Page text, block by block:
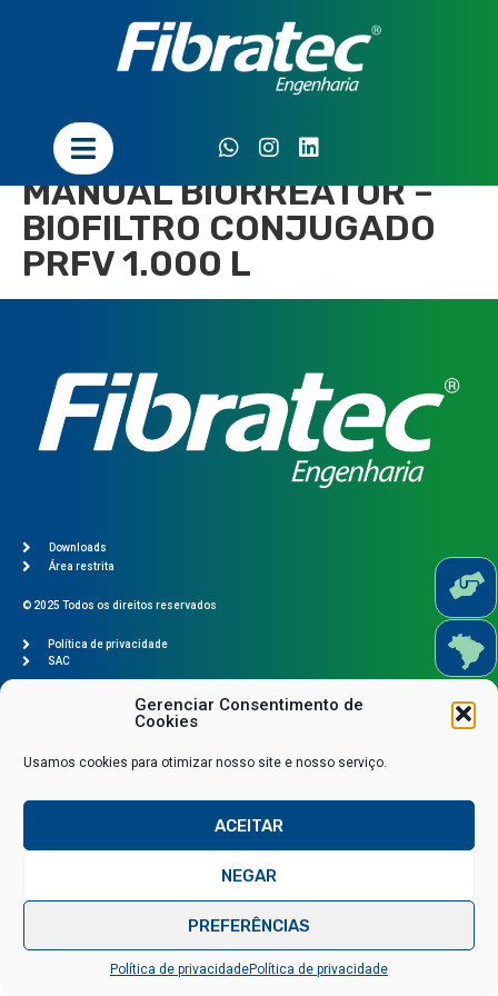
Gerenciar Consentimento de
Cookies
Usamos cookies para otimizar nosso site e nosso serviço.
ACEITAR
NEGAR
PREFERÊNCIAS
Política de privacidadePolítica de privacidade
MANUAL BIORREATOR –
BIOFILTRO CONJUGADO
PRFV 1.000 L
Fale conosco via WhatsApp
Downloads
Área restrita
© 2025 Todos os direitos reservados
Política de privacidade
SAC
IPSE Marketing Estratégico